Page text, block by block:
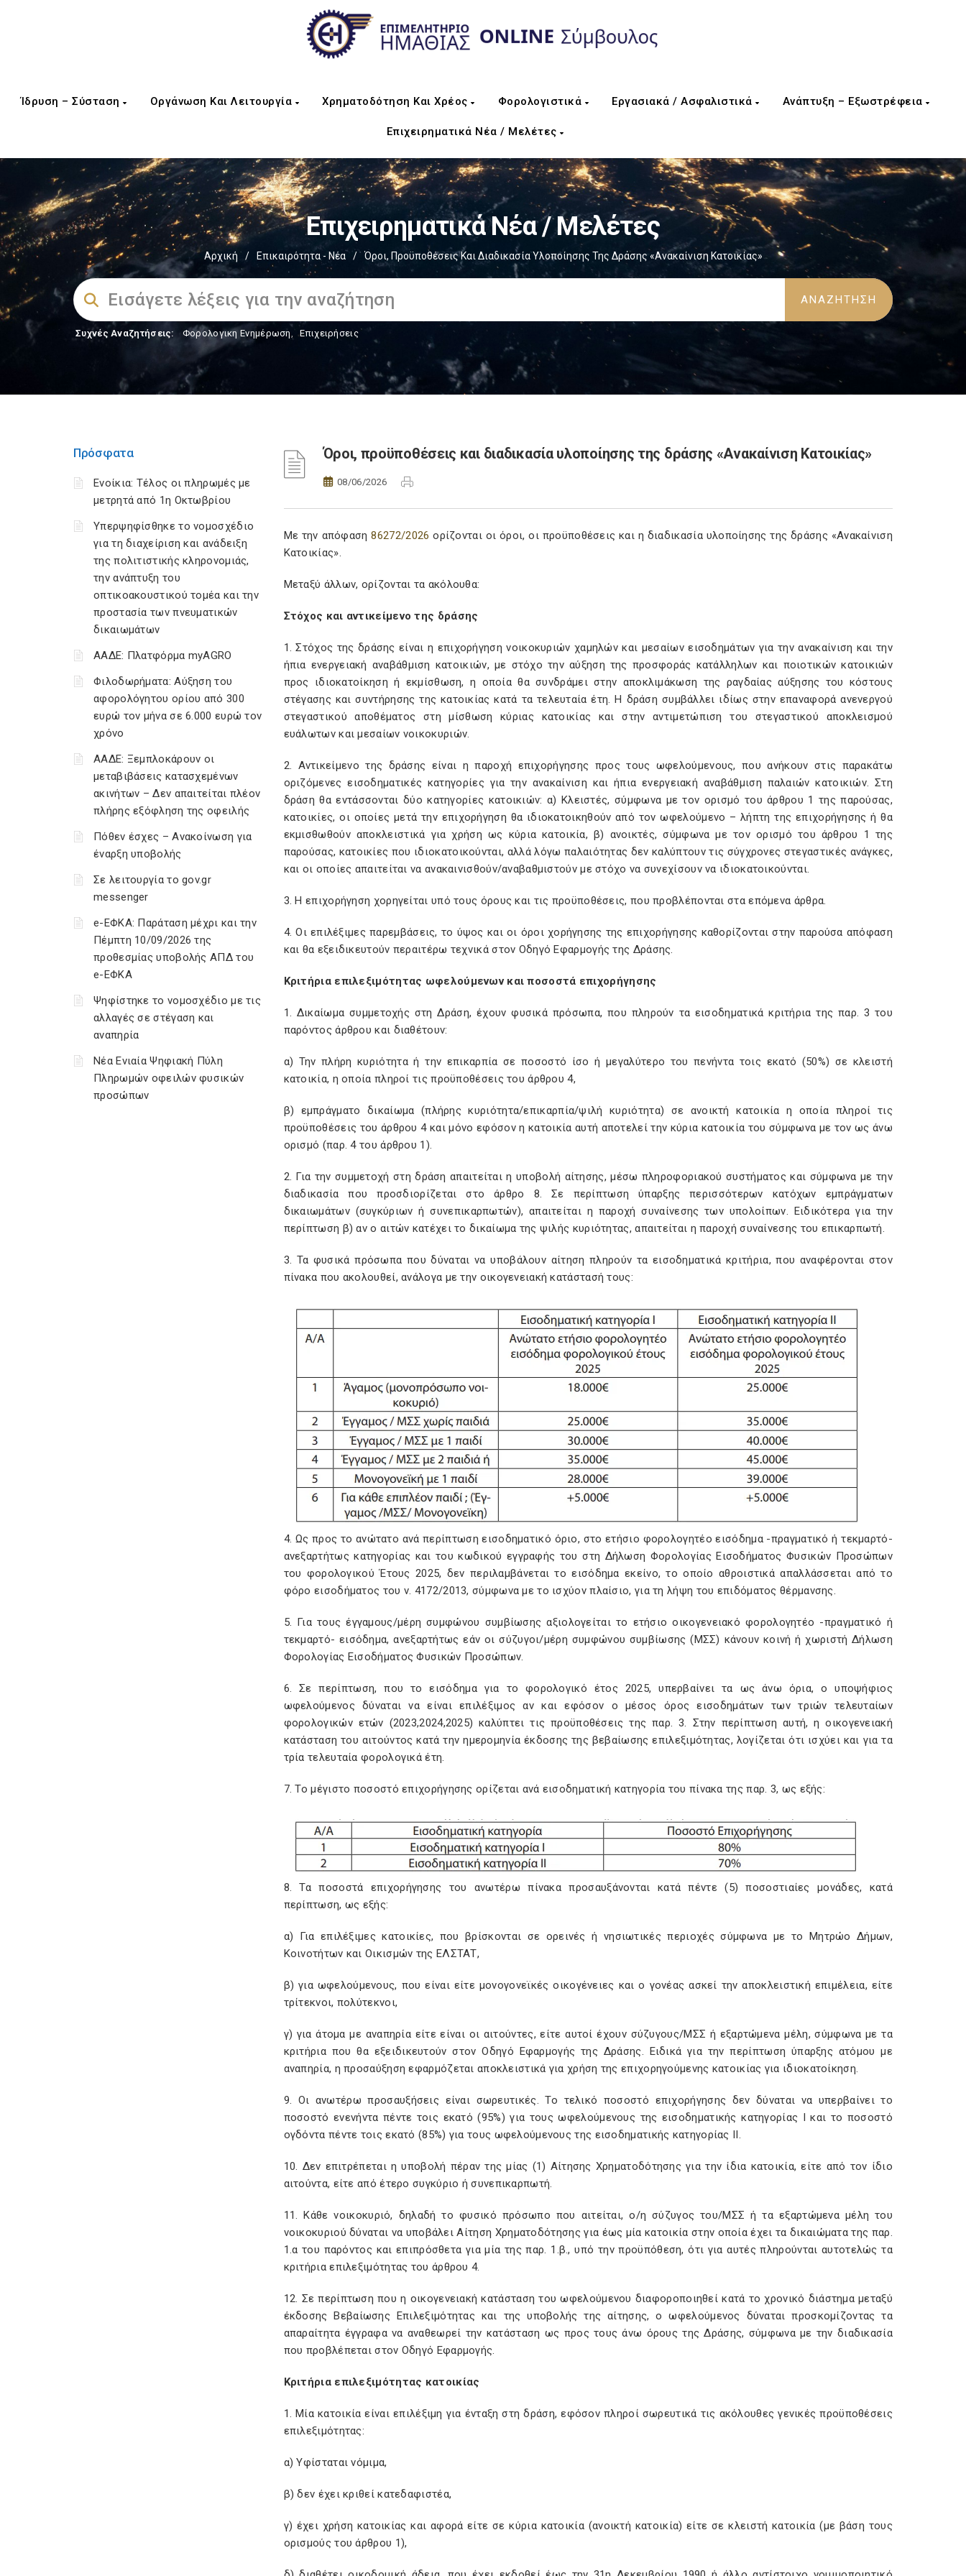
Ίδρυση – Σύσταση Οργάνωση Και Λειτουργία Χρηματοδότηση Και Χρέος Φορολογιστικά Εργασιακά / Ασφαλιστικά Ανάπτυξη – Εξωστρέφεια
Επιχειρηματικά Νέα / Μελέτες
Επιχειρηματικά Νέα / Μελέτες
Αρχική / Επικαιρότητα - Νέα / Όροι, Προϋποθέσεις Και Διαδικασία Υλοποίησης Της Δράσης «Ανακαίνιση Κατοικίας»
Συχνές Αναζητήσεις: Φορολογικη Ενημέρωση, Επιχειρήσεις
Πρόσφατα
Ενοίκια: Τέλος οι πληρωμές με
μετρητά από 1η Οκτωβρίου
Υπερψηφίσθηκε το νομοσχέδιο
για τη διαχείριση και ανάδειξη
της πολιτιστικής κληρονομιάς,
την ανάπτυξη του
οπτικοακουστικού τομέα και την
προστασία των πνευματικών
δικαιωμάτων
ΑΑΔΕ: Πλατφόρμα myAGRO
Φιλοδωρήματα: Αύξηση του
αφορολόγητου ορίου από 300
ευρώ τον μήνα σε 6.000 ευρώ τον
χρόνο
ΑΑΔΕ: Ξεμπλοκάρουν οι
μεταβιβάσεις κατασχεμένων
ακινήτων – Δεν απαιτείται πλέον
πλήρης εξόφληση της οφειλής
Πόθεν έσχες – Ανακοίνωση για
έναρξη υποβολής
Σε λειτουργία το gov.gr
messenger
e-ΕΦΚΑ: Παράταση μέχρι και την
Πέμπτη 10/09/2026 της
προθεσμίας υποβολής ΑΠΔ του
e-ΕΦΚΑ
Ψηφίστηκε το νομοσχέδιο με τις
αλλαγές σε στέγαση και
αναπηρία
Νέα Ενιαία Ψηφιακή Πύλη
Πληρωμών οφειλών φυσικών
προσώπων
Όροι, προϋποθέσεις και διαδικασία υλοποίησης της δράσης «Ανακαίνιση Κατοικίας»
08/06/2026
Με την απόφαση86272/2026ορίζονται οι όροι, οι προϋποθέσεις και η διαδικασία υλοποίησης της δράσης «Ανακαίνιση
Κατοικίας».
Μεταξύ άλλων, ορίζονται τα ακόλουθα:
Στόχος και αντικείμενο της δράσης
1. Στόχος της δράσης είναι η επιχορήγηση νοικοκυριών χαμηλών και μεσαίων εισοδημάτων για την ανακαίνιση και την
ήπια ενεργειακή αναβάθμιση κατοικιών, με στόχο την αύξηση της προσφοράς κατάλληλων και ποιοτικών κατοικιών
προς ιδιοκατοίκηση ή εκμίσθωση, η οποία θα συνδράμει στην αποκλιμάκωση της ραγδαίας αύξησης του κόστους
στέγασης και συντήρησης της κατοικίας κατά τα τελευταία έτη. Η δράση συμβάλλει ιδίως στην επαναφορά ανενεργού
στεγαστικού αποθέματος στη μίσθωση κύριας κατοικίας και στην αντιμετώπιση του στεγαστικού αποκλεισμού
ευάλωτων και μεσαίων νοικοκυριών.
2. Αντικείμενο της δράσης είναι η παροχή επιχορήγησης προς τους ωφελούμενους, που ανήκουν στις παρακάτω
οριζόμενες εισοδηματικές κατηγορίες για την ανακαίνιση και ήπια ενεργειακή αναβάθμιση παλαιών κατοικιών. Στη
δράση θα εντάσσονται δύο κατηγορίες κατοικιών: α) Κλειστές, σύμφωνα με τον ορισμό του άρθρου 1 της παρούσας,
κατοικίες, οι οποίες μετά την επιχορήγηση θα ιδιοκατοικηθούν από τον ωφελούμενο – λήπτη της επιχορήγησης ή θα
εκμισθωθούν αποκλειστικά για χρήση ως κύρια κατοικία, β) ανοικτές, σύμφωνα με τον ορισμό του άρθρου 1 της
παρούσας, κατοικίες που ιδιοκατοικούνται, αλλά λόγω παλαιότητας δεν καλύπτουν τις σύγχρονες στεγαστικές ανάγκες,
και οι οποίες απαιτείται να ανακαινισθούν/αναβαθμιστούν με στόχο να συνεχίσουν να ιδιοκατοικούνται.
3. Η επιχορήγηση χορηγείται υπό τους όρους και τις προϋποθέσεις, που προβλέπονται στα επόμενα άρθρα.
4. Οι επιλέξιμες παρεμβάσεις, το ύψος και οι όροι χορήγησης της επιχορήγησης καθορίζονται στην παρούσα απόφαση
και θα εξειδικευτούν περαιτέρω τεχνικά στον Οδηγό Εφαρμογής της Δράσης.
Κριτήρια επιλεξιμότητας ωφελούμενων και ποσοστά επιχορήγησης
1. Δικαίωμα συμμετοχής στη Δράση, έχουν φυσικά πρόσωπα, που πληρούν τα εισοδηματικά κριτήρια της παρ. 3 του
παρόντος άρθρου και διαθέτουν:
α) Την πλήρη κυριότητα ή την επικαρπία σε ποσοστό ίσο ή μεγαλύτερο του πενήντα τοις εκατό (50%) σε κλειστή
κατοικία, η οποία πληροί τις προϋποθέσεις του άρθρου 4,
β) εμπράγματο δικαίωμα (πλήρης κυριότητα/επικαρπία/ψιλή κυριότητα) σε ανοικτή κατοικία η οποία πληροί τις
προϋποθέσεις του άρθρου 4 και μόνο εφόσον η κατοικία αυτή αποτελεί την κύρια κατοικία του σύμφωνα με τον ως άνω
ορισμό (παρ. 4 του άρθρου 1).
2. Για την συμμετοχή στη δράση απαιτείται η υποβολή αίτησης, μέσω πληροφοριακού συστήματος και σύμφωνα με την
διαδικασία που προσδιορίζεται στο άρθρο 8. Σε περίπτωση ύπαρξης περισσότερων κατόχων εμπράγματων
δικαιωμάτων (συγκύριων ή συνεπικαρπωτών), απαιτείται η παροχή συναίνεσης των υπολοίπων. Ειδικότερα για την
περίπτωση β) αν ο αιτών κατέχει το δικαίωμα της ψιλής κυριότητας, απαιτείται η παροχή συναίνεσης του επικαρπωτή.
3. Τα φυσικά πρόσωπα που δύναται να υποβάλουν αίτηση πληρούν τα εισοδηματικά κριτήρια, που αναφέρονται στον
πίνακα που ακολουθεί, ανάλογα με την οικογενειακή κατάστασή τους:
4. Ως προς το ανώτατο ανά περίπτωση εισοδηματικό όριο, στο ετήσιο φορολογητέο εισόδημα -πραγματικό ή τεκμαρτό-
ανεξαρτήτως κατηγορίας και του κωδικού εγγραφής του στη Δήλωση Φορολογίας Εισοδήματος Φυσικών Προσώπων
του φορολογικού Έτους 2025, δεν περιλαμβάνεται το εισόδημα εκείνο, το οποίο αθροιστικά απαλλάσσεται από το
φόρο εισοδήματος του ν. 4172/2013, σύμφωνα με το ισχύον πλαίσιο, για τη λήψη του επιδόματος θέρμανσης.
5. Για τους έγγαμους/μέρη συμφώνου συμβίωσης αξιολογείται το ετήσιο οικογενειακό φορολογητέο -πραγματικό ή
τεκμαρτό- εισόδημα, ανεξαρτήτως εάν οι σύζυγοι/μέρη συμφώνου συμβίωσης (ΜΣΣ) κάνουν κοινή ή χωριστή Δήλωση
Φορολογίας Εισοδήματος Φυσικών Προσώπων.
6. Σε περίπτωση, που το εισόδημα για το φορολογικό έτος 2025, υπερβαίνει τα ως άνω όρια, ο υποψήφιος
ωφελούμενος δύναται να είναι επιλέξιμος αν και εφόσον ο μέσος όρος εισοδημάτων των τριών τελευταίων
φορολογικών ετών (2023,2024,2025) καλύπτει τις προϋποθέσεις της παρ. 3. Στην περίπτωση αυτή, η οικογενειακή
κατάσταση του αιτούντος κατά την ημερομηνία έκδοσης της βεβαίωσης επιλεξιμότητας, λογίζεται ότι ισχύει και για τα
τρία τελευταία φορολογικά έτη.
7. Το μέγιστο ποσοστό επιχορήγησης ορίζεται ανά εισοδηματική κατηγορία του πίνακα της παρ. 3, ως εξής:
8. Τα ποσοστά επιχορήγησης του ανωτέρω πίνακα προσαυξάνονται κατά πέντε (5) ποσοστιαίες μονάδες, κατά
περίπτωση, ως εξής:
α) Για επιλέξιμες κατοικίες, που βρίσκονται σε ορεινές ή νησιωτικές περιοχές σύμφωνα με το Μητρώο Δήμων,
Κοινοτήτων και Οικισμών της ΕΛΣΤΑΤ,
β) για ωφελούμενους, που είναι είτε μονογονεϊκές οικογένειες και ο γονέας ασκεί την αποκλειστική επιμέλεια, είτε
τρίτεκνοι, πολύτεκνοι,
γ) για άτομα με αναπηρία είτε είναι οι αιτούντες, είτε αυτοί έχουν σύζυγους/ΜΣΣ ή εξαρτώμενα μέλη, σύμφωνα με τα
κριτήρια που θα εξειδικευτούν στον Οδηγό Εφαρμογής της Δράσης. Ειδικά για την περίπτωση ύπαρξης ατόμου με
αναπηρία, η προσαύξηση εφαρμόζεται αποκλειστικά για χρήση της επιχορηγούμενης κατοικίας για ιδιοκατοίκηση.
9. Οι ανωτέρω προσαυξήσεις είναι σωρευτικές. Το τελικό ποσοστό επιχορήγησης δεν δύναται να υπερβαίνει το
ποσοστό ενενήντα πέντε τοις εκατό (95%) για τους ωφελούμενους της εισοδηματικής κατηγορίας Ι και το ποσοστό
ογδόντα πέντε τοις εκατό (85%) για τους ωφελούμενους της εισοδηματικής κατηγορίας ΙΙ.
10. Δεν επιτρέπεται η υποβολή πέραν της μίας (1) Αίτησης Χρηματοδότησης για την ίδια κατοικία, είτε από τον ίδιο
αιτούντα, είτε από έτερο συγκύριο ή συνεπικαρπωτή.
11. Κάθε νοικοκυριό, δηλαδή το φυσικό πρόσωπο που αιτείται, ο/η σύζυγος του/ΜΣΣ ή τα εξαρτώμενα μέλη του
νοικοκυριού δύναται να υποβάλει Αίτηση Χρηματοδότησης για έως μία κατοικία στην οποία έχει τα δικαιώματα της παρ.
1.α του παρόντος και επιπρόσθετα για μία της παρ. 1.β., υπό την προϋπόθεση, ότι για αυτές πληρούνται αυτοτελώς τα
κριτήρια επιλεξιμότητας του άρθρου 4.
12. Σε περίπτωση που η οικογενειακή κατάσταση του ωφελούμενου διαφοροποιηθεί κατά το χρονικό διάστημα μεταξύ
έκδοσης Βεβαίωσης Επιλεξιμότητας και της υποβολής της αίτησης, ο ωφελούμενος δύναται προσκομίζοντας τα
απαραίτητα έγγραφα να αναθεωρεί την κατάσταση ως προς τους άνω όρους της Δράσης, σύμφωνα με την διαδικασία
που προβλέπεται στον Οδηγό Εφαρμογής.
Κριτήρια επιλεξιμότητας κατοικίας
1. Μία κατοικία είναι επιλέξιμη για ένταξη στη δράση, εφόσον πληροί σωρευτικά τις ακόλουθες γενικές προϋποθέσεις
επιλεξιμότητας:
α) Υφίσταται νόμιμα,
β) δεν έχει κριθεί κατεδαφιστέα,
γ) έχει χρήση κατοικίας και αφορά είτε σε κύρια κατοικία (ανοικτή κατοικία) είτε σε κλειστή κατοικία (με βάση τους
ορισμούς του άρθρου 1),